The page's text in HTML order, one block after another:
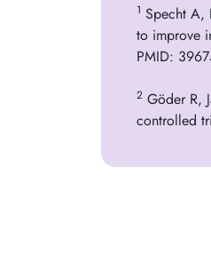
1 Specht A,
to improve
PMID:
2 Göder R,
controlled